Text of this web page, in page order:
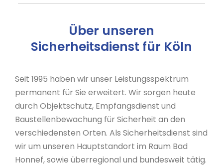
Über unseren
Sicherheitsdienst für Köln
Seit 1995 haben wir unser Leistungsspektrum
permanent für Sie erweitert. Wir sorgen heute
durch Objektschutz, Empfangsdienst und
Baustellenbewachung für Sicherheit an den
verschiedensten Orten. Als Sicherheitsdienst sind
wir um unseren Hauptstandort im Raum Bad
Honnef, sowie überregional und bundesweit tätig.